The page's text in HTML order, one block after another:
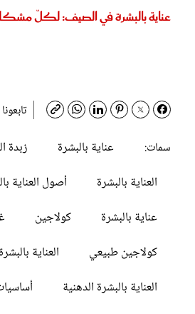
عناية بالبشرة في الصيف: لكلّ
سمات:
عناية بالبشرة زبدة
العناية بالبشرة
أصول العناية
عناية بالبشرة
كولاجين
كولاجين طبيعي
العناية
العناية بالبشرة الدهنية